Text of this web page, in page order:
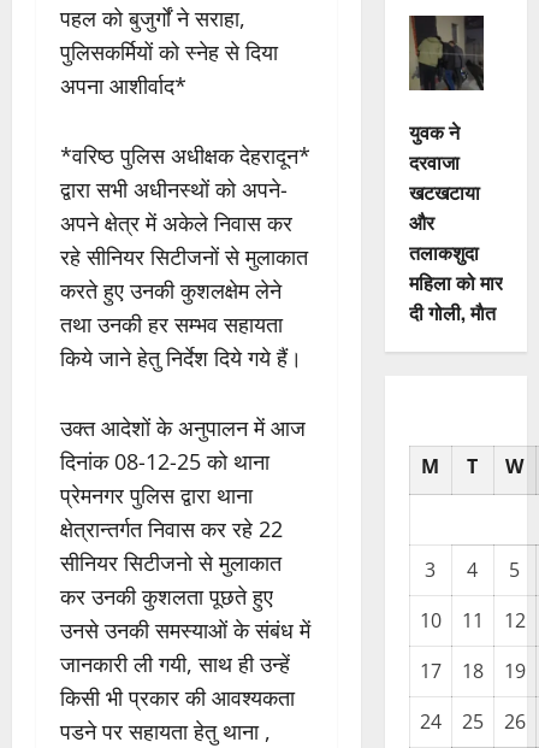
पहल को बुजुर्गों ने सराहा,
पुलिसकर्मियों को स्नेह से दिया
अपना आशीर्वाद*
*वरिष्ठ पुलिस अधीक्षक देहरादून*
द्वारा सभी अधीनस्थों को अपने-
अपने क्षेत्र में अकेले निवास कर
रहे सीनियर सिटीजनों से मुलाकात
करते हुए उनकी कुशलक्षेम लेने
तथा उनकी हर सम्भव सहायता
किये जाने हेतु निर्देश दिये गये हैं।
उक्त आदेशों के अनुपालन में आज
दिनांक 08-12-25 को थाना
प्रेमनगर पुलिस द्वारा थाना
क्षेत्रान्तर्गत निवास कर रहे 22
सीनियर सिटीजनो से मुलाकात
कर उनकी कुशलता पूछते हुए
उनसे उनकी समस्याओं के संबंध में
जानकारी ली गयी, साथ ही उन्हें
किसी भी प्रकार की आवश्यकता
पडने पर सहायता हेतु थाना ,
युवक ने
दरवाजा
खटखटाया
और
तलाकशुदा
महिला को मार
दी गोली, माैत
M T W
3 4
5
10
11
12
17
18
19
24
25
26